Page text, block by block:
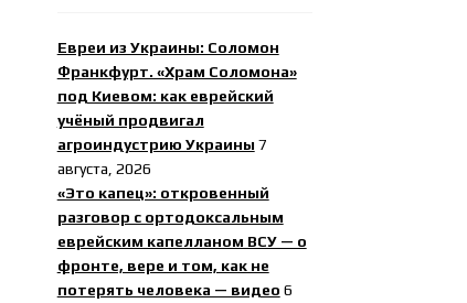
Евреи из Украины: Соломон
Франкфурт. «Храм Соломона»
под Киевом: как еврейский
учёный продвигал
агроиндустрию Украины 7
августа, 2026
«Это капец»: откровенный
разговор с ортодоксальным
еврейским капелланом ВСУ — о
фронте, вере и том, как не
потерять человека — видео 6